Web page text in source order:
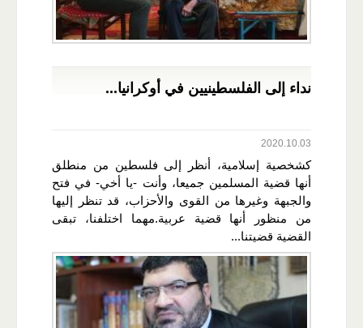
نداء إلى الفلسطينيين في أوكرانيا...
2020.10.03
كشخصية إسلامية، أنظر إلى فلسطين من منطلق
أنها قضية المسلمين جميعا، وأنت -يا أخي- في فتح
والجبهة وغيرها من القوى والأحزاب، قد تنظر إليها
من منظور أنها قضية عربية.مهما اختلفنا، تبقى
القضية قضيتنا...